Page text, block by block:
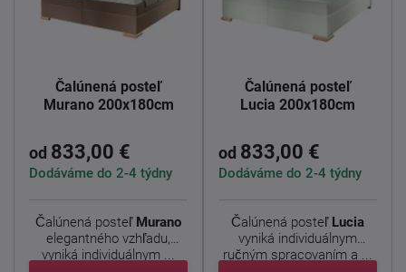
Čalúnená posteľ
Murano 200x180cm
od 833,00 €
Dodáváme do 2-4 týdny
Čalúnená posteľ Murano
elegantného vzhľadu,
vyniká individuálnym ...
Čalúnená posteľ
Lucia 200x180cm
od 833,00 €
Dodáváme do 2-4 týdny
Čalúnená posteľ Lucia
vyniká individuálnym
ručným spracovaním a ...